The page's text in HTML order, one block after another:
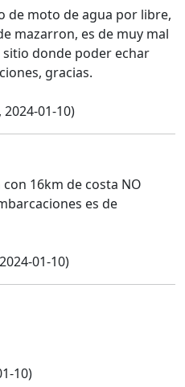
de moto de agua por libre,
mazarron, es de muy mal
donde poder echar
gracias.
01-10)
16km de costa NO
es de
01-10)
10)